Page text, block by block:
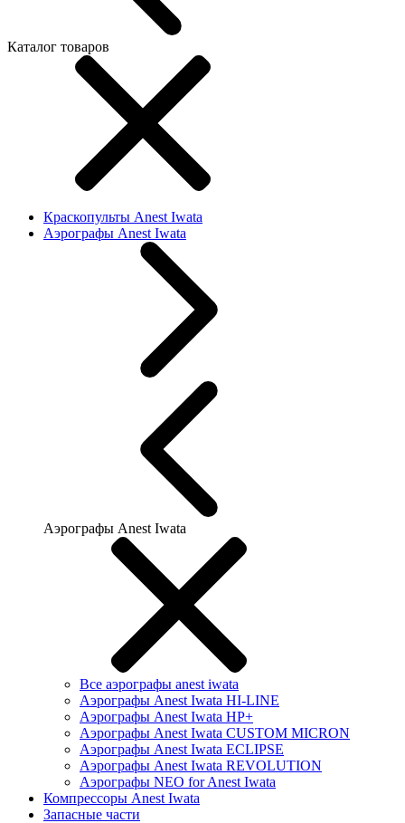
Каталог товаров
Краскопульты Anest Iwata
Аэрографы Anest Iwata
Аэрографы Anest Iwata
Все аэрографы anest iwata
Аэрографы Anest Iwata HI-LINE
Аэрографы Anest Iwata HP+
Аэрографы Anest Iwata CUSTOM MICRON
Аэрографы Anest Iwata ECLIPSE
Аэрографы Anest Iwata REVOLUTION
Аэрографы NEO for Anest Iwata
Компрессоры Anest Iwata
Запасные части